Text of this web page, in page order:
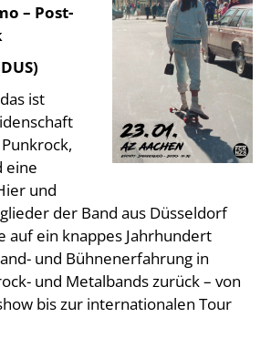
– Post-
ist
eine
und
der Band aus Düsseldorf
auf ein knappes Jahrhundert
und Bühnenerfahrung in
und Metalbands zurück – von
bis zur internationalen Tour